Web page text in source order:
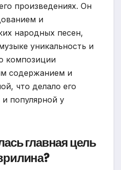
произведениях. Он
и
народных песен,
уникальность и
композиции
содержанием и
что делало его
популярной у
главная цель